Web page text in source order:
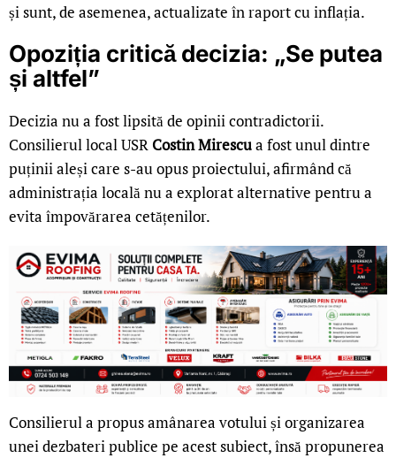
și sunt, de asemenea, actualizate în raport cu inflația.
Opoziția critică decizia: „Se putea
și altfel”
Decizia nu a fost lipsită de opinii contradictorii.
Consilierul local USR Costin Mirescua fost unul dintre
puținii aleși care s-au opus proiectului, afirmând că
administrația locală nu a explorat alternative pentru a
evita împovărarea cetățenilor.
Consilierul a propus amânarea votului și organizarea
unei dezbateri publice pe acest subiect, însă propunerea